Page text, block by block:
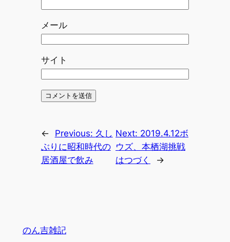
メール
サイト
← Previous: 久し
ぶりに昭和時代の
居酒屋で飲み
Next: 2019.4.12ボ
ウズ、本栖湖挑戦
はつづく
→
のん吉雑記